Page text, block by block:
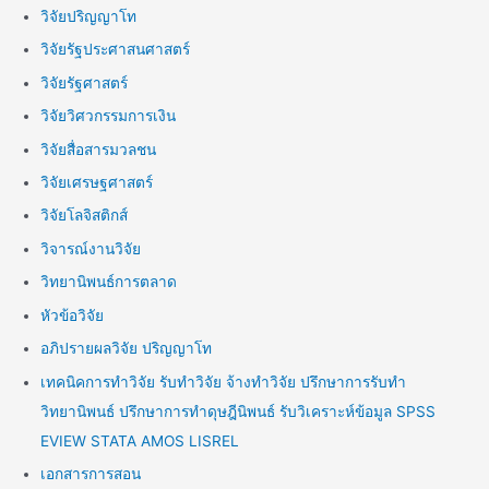
วิจัยปริญญาโท
วิจัยรัฐประศาสนศาสตร์
วิจัยรัฐศาสตร์
วิจัยวิศวกรรมการเงิน
วิจัยสื่อสารมวลชน
วิจัยเศรษฐศาสตร์
วิจัยโลจิสติกส์
วิจารณ์งานวิจัย
วิทยานิพนธ์การตลาด
หัวข้อวิจัย
อภิปรายผลวิจัย ปริญญาโท
เทคนิคการทำวิจัย รับทำวิจัย จ้างทำวิจัย ปรึกษาการรับทำ
วิทยานิพนธ์ ปรึกษาการทำดุษฎีนิพนธ์ รับวิเคราะห์ข้อมูล SPSS
EVIEW STATA AMOS LISREL
เอกสารการสอน